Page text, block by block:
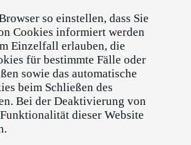
so einstellen, dass Sie
Cookies informiert werden
Einzelfall erlauben, die
für bestimmte Fälle oder
sowie das automatische
beim Schließen des
Bei der Deaktivierung von
dieser Website